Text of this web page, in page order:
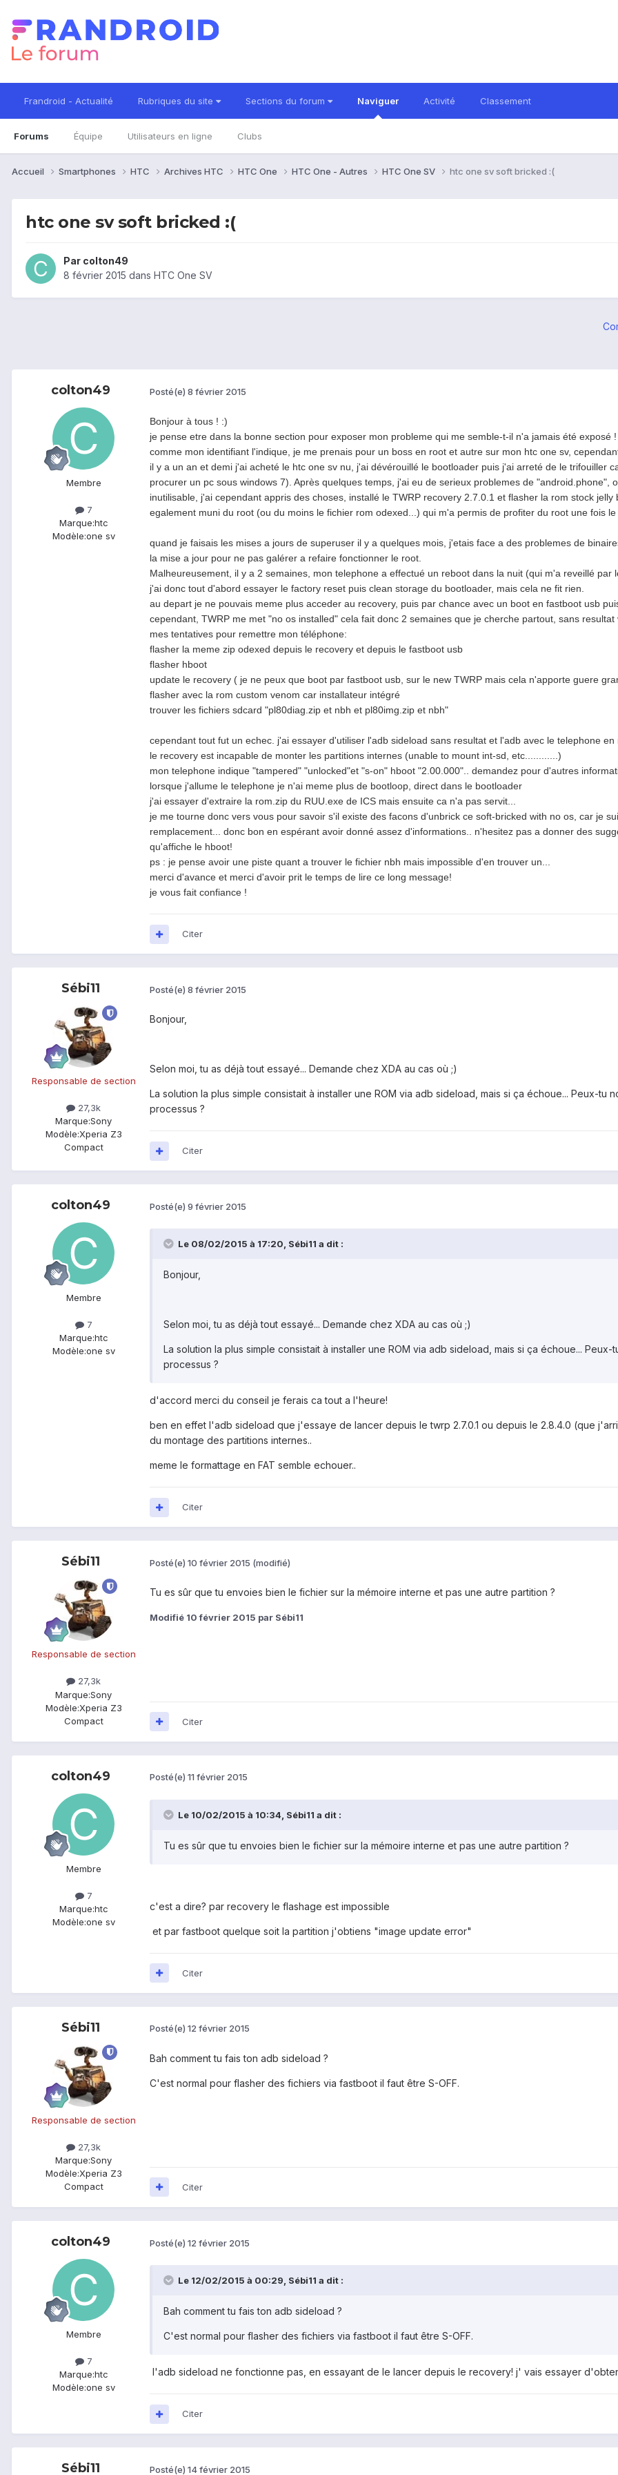
Frandroid - Actualité Rubriques du site Sections du forum Naviguer
Forums Équipe Utilisateurs en ligne Clubs
Activité Classement
Accueil Smartphones HTC Archives HTC HTC One HTC One - Autres HTC One SV htc one sv soft bricked :(
htc one sv soft bricked :(
Par colton49
8 février 2015 dans HTC One SV
colton49
Membre
7
Marque:htc
Modèle:one sv
Posté(e) 8 février 2015
Bonjour à tous ! :)
je pense etre dans la bonne section pour exposer mon probleme qui me semble-t-il n'a jamais été exposé !
comme mon identifiant l'indique, je me prenais pour un boss en root et autre sur mon htc one sv,
il y a un an et demi j'ai acheté le htc one sv nu, j'ai dévérouillé le bootloader puis j'ai arreté de le trifouiller
procurer un pc sous windows 7). Après quelques temps, j'ai eu de serieux problemes de
inutilisable, j'ai cependant appris des choses, installé le TWRP recovery 2.7.0.1 et flasher la rom stock
egalement muni du root (ou du moins le fichier rom odexed...) qui m'a permis de profiter du root une fois le
quand je faisais les mises a jours de superuser il y a quelques mois, j'etais face a des problemes de
la mise a jour pour ne pas galérer a refaire fonctionner le root.
Malheureusement, il y a 2 semaines, mon telephone a effectué un reboot dans la nuit (qui m'a reveillé par
j'ai donc tout d'abord essayer le factory reset puis clean storage du bootloader, mais cela ne fit rien.
au depart je ne pouvais meme plus acceder au recovery, puis par chance avec un boot en fastboot usb
cependant, TWRP me met "no os installed" cela fait donc 2 semaines que je cherche partout, sans resultat
mes tentatives pour remettre mon téléphone:
flasher la meme zip odexed depuis le recovery et depuis le fastboot usb
flasher hboot
update le recovery ( je ne peux que boot par fastboot usb, sur le new TWRP mais cela n'apporte guere
flasher avec la rom custom venom car installateur intégré
trouver les fichiers sdcard "pl80diag.zip et nbh et pl80img.zip et nbh"
cependant tout fut un echec. j'ai essayer d'utiliser l'adb sideload sans resultat et l'adb avec le telephone
le recovery est incapable de monter les partitions internes (unable to mount int-sd, etc............)
mon telephone indique "tampered" "unlocked"et "s-on" hboot "2.00.000".. demandez pour d'autres
lorsque j'allume le telephone je n'ai meme plus de bootloop, direct dans le bootloader
j'ai essayer d'extraire la rom.zip du RUU.exe de ICS mais ensuite ca n'a pas servit...
je me tourne donc vers vous pour savoir s'il existe des facons d'unbrick ce soft-bricked with no os, car je
remplacement...
donc bon en espérant avoir donné assez d'informations.. n'hesitez pas a donner des
qu'affiche le hboot!
ps : je pense avoir une piste quant a trouver le fichier nbh mais impossible d'en trouver un...
merci d'avance et merci d'avoir prit le temps de lire ce long message!
je vous fait confiance !
Citer
Sébi11
Responsable de section
27,3k
Marque:Sony
Modèle:Xperia Z3
Compact
Posté(e) 8 février 2015
Bonjour,
Selon moi, tu as déjà tout essayé... Demande chez XDA au cas où ;)
La solution la plus simple consistait à installer une ROM via adb sideload, mais si ça échoue... Peux-
processus ?
Citer
colton49
Membre
7
Marque:htc
Modèle:one sv
Posté(e) 9 février 2015
Le 08/02/2015 à 17:20, Sébi11 a dit :
Bonjour,
Selon moi, tu as déjà tout essayé... Demande chez XDA au cas où ;)
La solution la plus simple consistait à installer une ROM via adb sideload, mais si ça échoue...
processus ?
d'accord merci du conseil je ferais ca tout a l'heure!
ben en effet l'adb sideload que j'essaye de lancer depuis le twrp 2.7.0.1 ou depuis le 2.8.4.0 (que
du montage des partitions internes..
meme le formattage en FAT semble echouer..
Citer
Sébi11
Responsable de section
27,3k
Marque:Sony
Modèle:Xperia Z3
Compact
Posté(e) 10 février 2015 (modifié)
Tu es sûr que tu envoies bien le fichier sur la mémoire interne et pas une autre partition ?
Modifié 10 février 2015 par Sébi11
Citer
colton49
Membre
7
Marque:htc
Modèle:one sv
Posté(e) 11 février 2015
Le 10/02/2015 à 10:34, Sébi11 a dit :
Tu es sûr que tu envoies bien le fichier sur la mémoire interne et pas une autre partition ?
c'est a dire? par recovery le flashage est impossible
et par fastboot quelque soit la partition j'obtiens "image update error"
Citer
Sébi11
Responsable de section
27,3k
Marque:Sony
Modèle:Xperia Z3
Compact
Posté(e) 12 février 2015
Bah comment tu fais ton adb sideload ?
C'est normal pour flasher des fichiers via fastboot il faut être S-OFF.
Citer
colton49
Membre
7
Marque:htc
Modèle:one sv
Posté(e) 12 février 2015
Le 12/02/2015 à 00:29, Sébi11 a dit :
Bah comment tu fais ton adb sideload ?
C'est normal pour flasher des fichiers via fastboot il faut être S-OFF.
l'adb sideload ne fonctionne pas, en essayant de le lancer depuis le recovery! j' vais essayer
Citer
Sébi11 Posté(e) 14 février 2015